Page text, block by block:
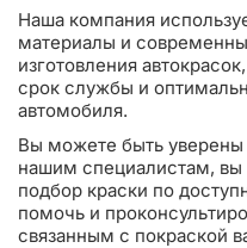
Наша компания
материалы и
изготовления
срок службы и
автомобиля.
Вы можете быть уверены
нашим специалистам, вы
подбор краски по
помочь и
связанным с покраской